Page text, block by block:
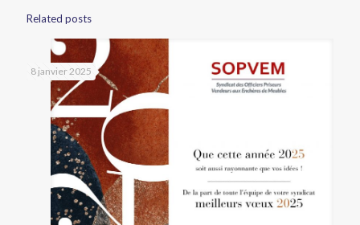
Related posts
8 janvier 2025